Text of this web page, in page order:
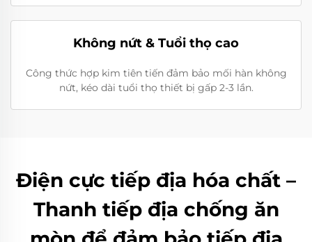
Không nứt & Tuổi thọ cao
Công thức hợp kim tiên tiến đảm bảo mối hàn không
nứt, kéo dài tuổi thọ thiết bị gấp 2-3 lần.
Điện cực tiếp địa hóa chất –
Thanh tiếp địa chống ăn